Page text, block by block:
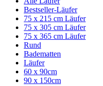
Bestseller-Läufer
75 x 215 cm Läufer
75 x 305 cm Läufer
75 x 365 cm Läufer
Rund
Badematten
Läufer
60 x 90cm
90 x 150cm